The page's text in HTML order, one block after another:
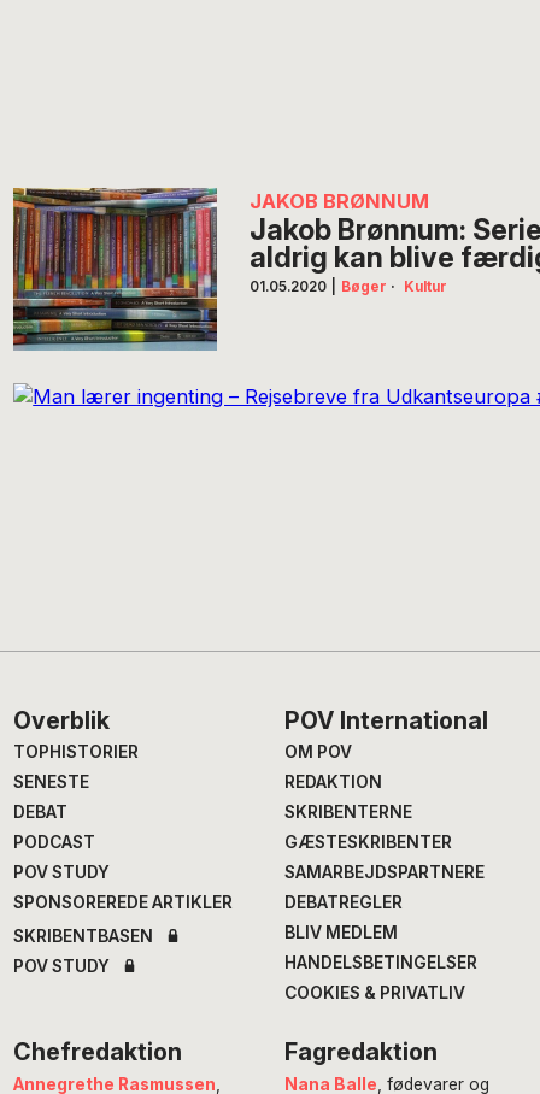
JAKOB BRØNNUM
Jakob Brønnum:
aldrig kan blive
01.05.2020 Bøger · Kultur
Footer
Overblik
TOPHISTORIER
SENESTE
DEBAT
PODCAST
POV STUDY
SPONSOREREDE ARTIKLER
SKRIBENTBASEN
POV STUDY
POV International
OM POV
REDAKTION
SKRIBENTERNE
GÆSTESKRIBENTER
SAMARBEJDSPARTNERE
DEBATREGLER
BLIV MEDLEM
HANDELSBETINGELSER
COOKIES & PRIVATLIV
Chefredaktion
Annegrethe Rasmussen
Fagredaktion
Nana Balle , fødevarer og